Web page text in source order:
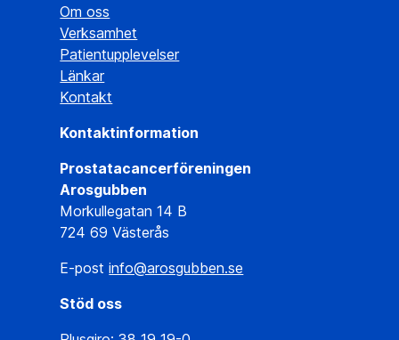
Om oss
Verksamhet
Patientupplevelser
Länkar
Kontakt
Kontaktinformation
Prostatacancerföreningen
Arosgubben
Morkullegatan 14 B
724 69 Västerås
E-postinfo@arosgubben.se
Stöd oss